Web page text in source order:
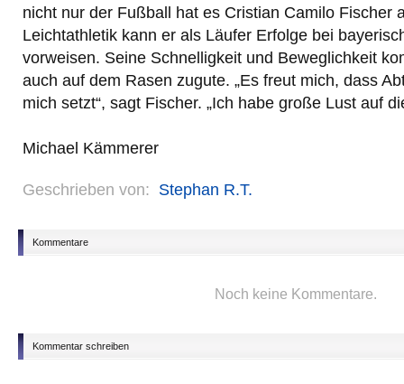
nicht nur der Fußball hat es Cristian Camilo Fischer
Leichtathletik kann er als Läufer Erfolge bei
vorweisen. Seine Schnelligkeit und Beweglichkeit
auch auf dem Rasen zugute. „Es freut mich, dass
mich setzt“, sagt Fischer. „Ich habe große Lust auf
Michael Kämmerer
Geschrieben von: Stephan R.T.
Kommentare
Noch keine Kommentare.
Kommentar schreiben